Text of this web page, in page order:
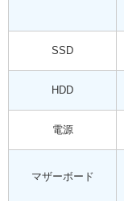
SSD
HDD
電源
マザーボード